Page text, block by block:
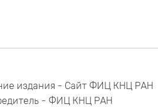
издания - Сайт ФИЦ КНЦ РАН
- ФИЦ КНЦ РАН